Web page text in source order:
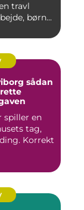
travl
børn...
sådan
spiller en
tag,
Korrekt